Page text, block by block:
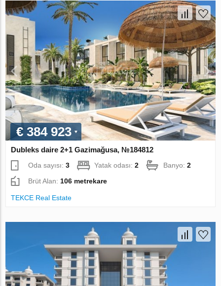
€ 384 923
Dubleks daire 2+1 Gazimağusa, №184812
Oda sayısı:3 Yatak odası:2 Banyo:2
Brüt Alan: 106 metrekare
TEKCE Real Estate